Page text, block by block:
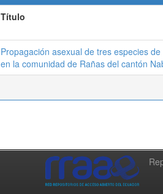
Título
Propagación asexual de tres especies
en la comunidad de Rañas del cantón